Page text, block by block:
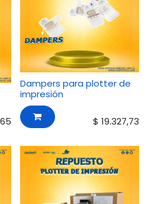
Dampers para plotter de
impresión
$ 19.327,73